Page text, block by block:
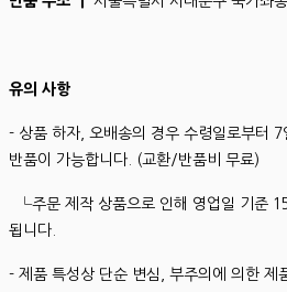
유의 사항
- 상품 하자, 오배송의 경우 수령일로부터
반품이 가능합니다. (교환/반품비 무료)
└주문 제작 상품으로 인해 영업일 기준
됩니다.
- 제품 특성상 단순 변심, 부주의에 의한 제